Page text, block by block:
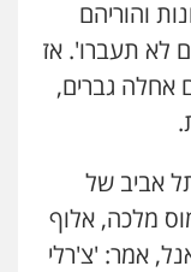
והוריהם
לא תעברו'. אז
אחלה גברים,
אביב של
עמוס מלכה, אלוף
אמר: 'צ'רלי